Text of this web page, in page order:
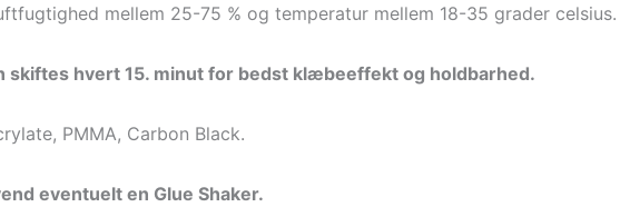
mellem 25-75 % og temperatur mellem 18-35 grader celsius.
skiftes hvert 15. minut for bedst klæbeeffekt og holdbarhed.
PMMA, Carbon Black.
eventuelt en Glue Shaker.